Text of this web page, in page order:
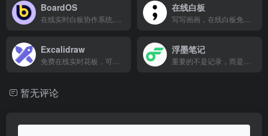
BoardOS 在线白板
Excalidraw 浮墨笔记
暂无评论